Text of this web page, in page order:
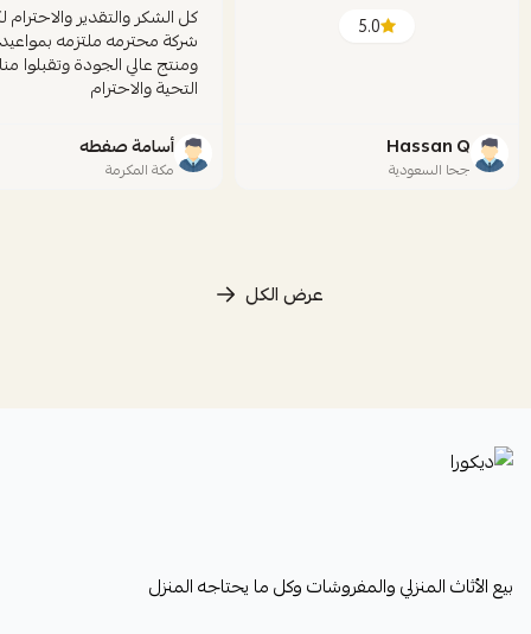
5.0
Hassan Q
جحا السعودية
كل الشكر والتقدير والاحترام
شركة محترمه ملتزمه
ومنتج عالي الجودة وتقبلوا
التحية والاحترام
أسامة صفطه
مكة المكرمة
عرض الكل
ديكورا
بيع الأثاث المنزلي والمفروشات وكل ما يحتاجه المنزل